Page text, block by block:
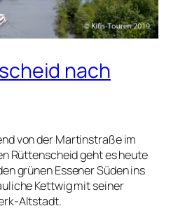
nach
von der Martinstraße im
Rüttenscheid geht es heute
grünen Essener Süden ins
Kettwig mit seiner
Altstadt.